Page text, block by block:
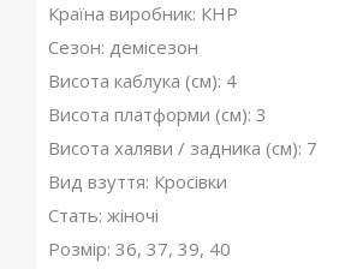
Країна виробник: КНР
Сезон: демісезон
Висота каблука (см): 4
Висота платформи (см): 3
Висота халяви / задника (см): 7
Вид взуття: Кросівки
Стать: жіночі
Розмір: 36, 37, 39, 40